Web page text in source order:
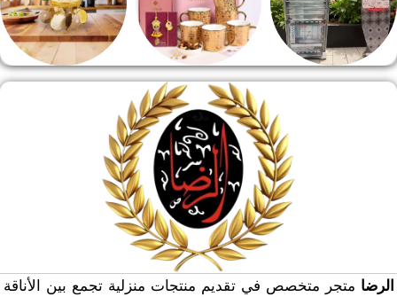
هدايا وسيلفر
الرضا متجر متخصص في تقديم منتجات منزلية تجمع بين الأناقة